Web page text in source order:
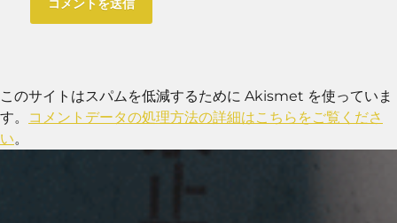
このサイトはスパムを低減するために Akismet を使っていま
す。
コメントデータの処理方法の詳細はこちらをご覧くださ
い。